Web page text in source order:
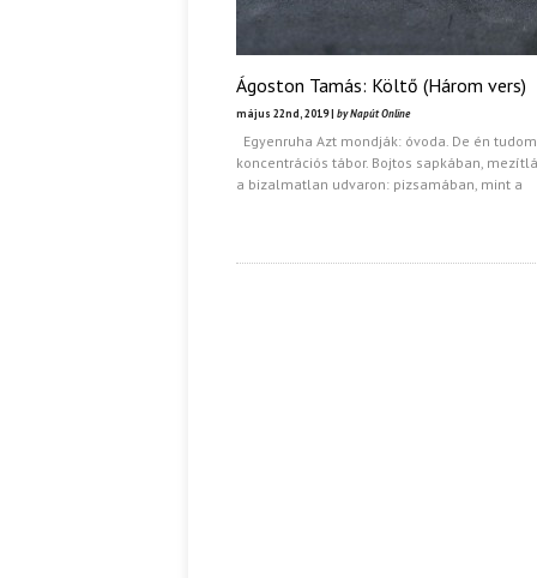
Ágoston Tamás: Költő (Három vers)
május 22nd, 2019 | by Napút Online
Egyenruha Azt mondják: óvoda. De én
koncentrációs tábor. Bojtos sapkában,
a bizalmatlan udvaron: pizsamában, mint a